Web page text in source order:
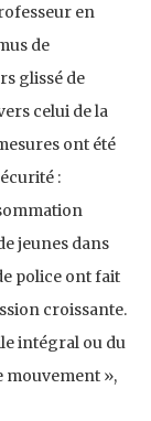
en
de
glissé de
celui de la
ont été
:
jeunes dans
police ont fait
croissante.
intégral ou du
mouvement »,